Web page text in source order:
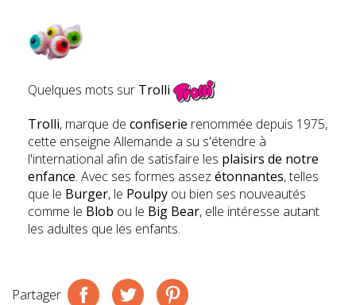
Quelques mots sur Trolli
Trolli, marque de confiserie renommée depuis 1975,
cette enseigne Allemande a su s'étendre à
l'international afin de satisfaire les plaisirs de notre
enfance. Avec ses formes assez étonnantes, telles
que le Burger, le Poulpy ou bien ses nouveautés
comme le Blob ou le Big Bear, elle intéresse autant
les adultes que les enfants.
Partager